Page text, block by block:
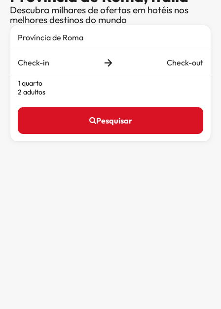
Descubra milhares de ofertas em hotéis nos
melhores destinos do mundo
Check-in Check-out
1 quarto
2 adultos
Pesquisar